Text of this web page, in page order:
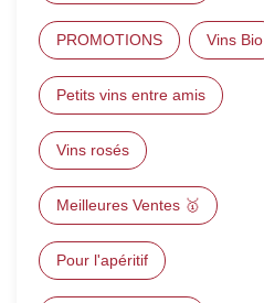
PROMOTIONS Vins Bio
Petits vins entre amis
Vins rosés
Meilleures Ventes 🥇
Pour l'apéritif